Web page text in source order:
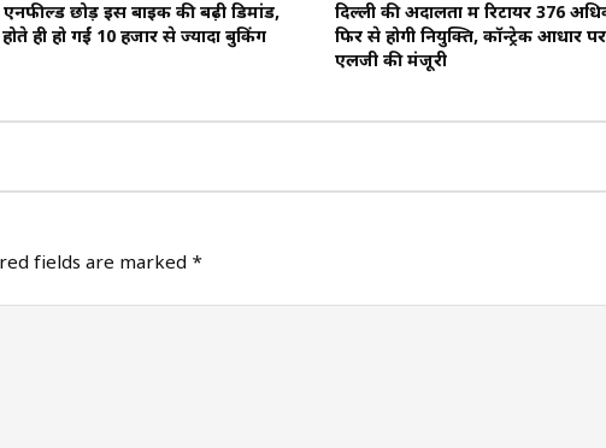
एनफील्ड छोड़ इस बाइक की बढ़ी डिमांड,
ही हो गईं 10 हजार से ज्यादा बुकिंग
दिल्ली की अदालतों में रिटायर 376
फिर से होगी नियुक्ति, कॉन्ट्रेक आधार
एलजी की मंजूरी
fields are marked *